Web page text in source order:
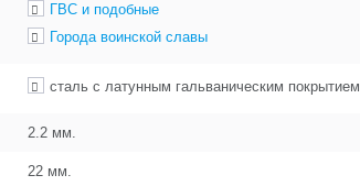
ГВС и подобные
Города воинской славы
сталь с латунным гальваническим покрытием
2.2 мм.
22 мм.